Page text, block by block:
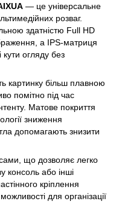
— це універсальне
розваг.
здатністю Full HD
а IPS-матриця
кути огляду без
картинку більш плавною
помітно під час
Матове покриття
зниження
допомагають знизити
що дозволяє легко
консоль або інші
кріплення
для організації